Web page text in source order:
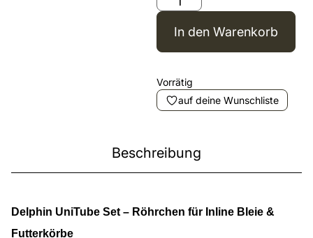
In den Warenkorb
Vorrätig
auf deine Wunschliste
Beschreibung
Delphin UniTube Set – Röhrchen für Inline Bleie &
Futterkörbe